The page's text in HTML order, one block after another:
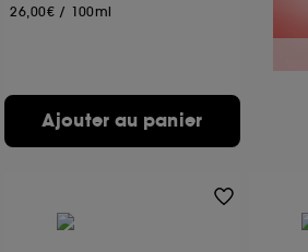
26,00€ / 100ml
Ajouter au panier